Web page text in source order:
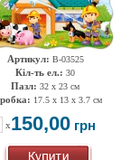
Артикул: B-03525
Кіл-ть ел.: 30
Пазл: 32 x 23 см
17.5 x 13 x 3.7 см
x150,00 грн